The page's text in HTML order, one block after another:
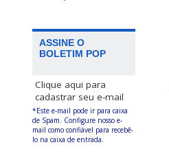
ASSINE O
BOLETIM POP
Clique aqui para
cadastrar seu e-mail
*Este e-mail pode ir para caixa
de Spam. Configure nosso e-
mail como confiável para recebê-
lo na caixa de entrada.